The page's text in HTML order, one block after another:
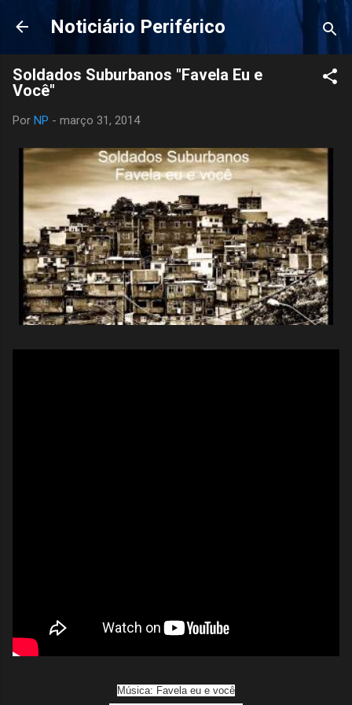
Pular para o conteúdo principal
Noticiário Periférico
Soldados Suburbanos "Favela Eu e
Você"
Por NP - março 31, 2014
Música: Favela eu e você